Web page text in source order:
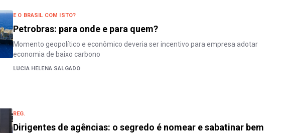
E O BRASIL COM ISTO?
Petrobras: para onde e para quem?
Momento geopolítico e econômico deveria ser incentivo para empresa adotar
economia de baixo carbono
LUCIA HELENA SALGADO
REG.
Dirigentes de agências: o segredo é nomear e sabatinar bem